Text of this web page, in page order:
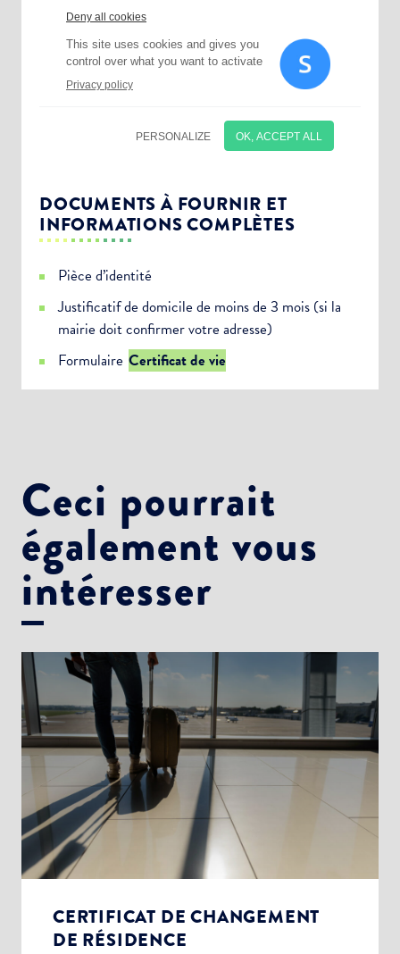
DOCUMENTS À FOURNIR ET
INFORMATIONS COMPLÈTES
Pièce d’identité
Justificatif de domicile de moins de 3 mois (si la
mairie doit confirmer votre adresse)
Formulaire Certificat de vie
Ceci pourrait
également vous
intéresser
CERTIFICAT DE CHANGEMENT
DE RÉSIDENCE
Choisissez votre abonnement :
Alertes Mail